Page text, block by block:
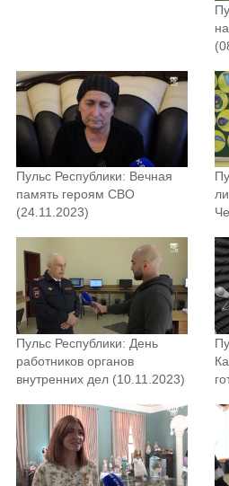
Пульс Республики: Вечная
память героям СВО
(24.11.2023)
Пульс Республики: День
работников органов
внутренних дел (10.11.2023)